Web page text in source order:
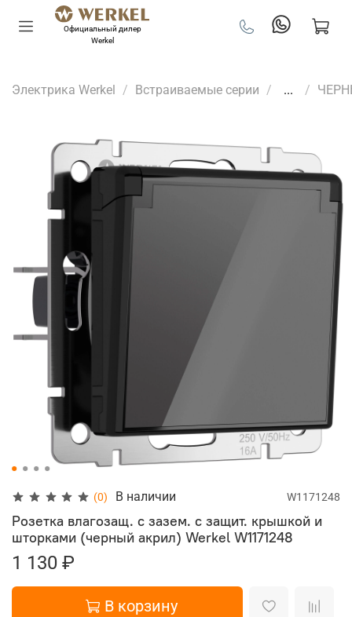
Официальный дилер
Werkel
Электрика Werkel Встраиваемые серии ...
(0) В наличии W1171248
Розетка влагозащ. с зазем. с защит. крышкой и
шторками (черный акрил) Werkel W1171248
1 130 ₽
В корзину